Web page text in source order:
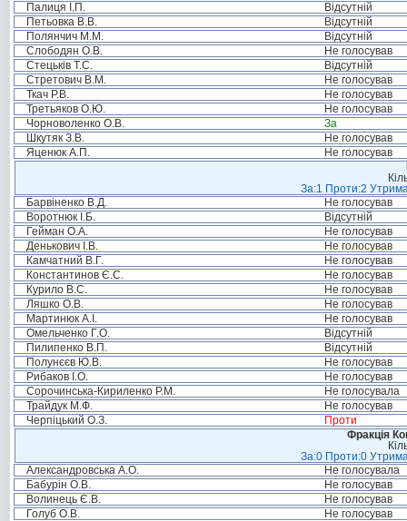
Палиця І.П.
Відсутній
Петьовка В.В.
Відсутній
Полянчич М.М.
Відсутній
Слободян О.В.
Не голосував
Стецьків Т.С.
Відсутній
Стретович В.М.
Не голосував
Ткач Р.В.
Не голосував
Третьяков О.Ю.
Не голосував
Чорноволенко О.В.
За
Шкутяк З.В.
Не голосував
Яценюк А.П.
Не голосував
За:1 Проти:2
Барвіненко В.Д.
Не голосував
Воротнюк І.Б.
Відсутній
Гейман О.А.
Не голосував
Денькович І.В.
Не голосував
Камчатний В.Г.
Не голосував
Константинов Є.С.
Не голосував
Курило В.С.
Не голосував
Ляшко О.В.
Не голосував
Мартинюк А.І.
Не голосував
Омельченко Г.О.
Відсутній
Пилипенко В.П.
Відсутній
Полунєєв Ю.В.
Не голосував
Рибаков І.О.
Не голосував
Сорочинська-Кириленко Р.М.
Не голосувала
Трайдук М.Ф.
Не голосував
Черпіцький О.З.
Проти
Фракція
За:0 Проти:0
Александровська А.О.
Не голосувала
Бабурін О.В.
Не голосував
Волинець Є.В.
Не голосував
Голуб О.В.
Не голосував